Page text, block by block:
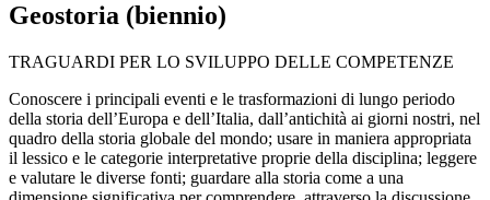
Geostoria (biennio)
TRAGUARDI PER LO SVILUPPO DELLE COMPETENZE
Conoscere i principali eventi e le trasformazioni di lungo periodo
della storia dell’Europa e dell’Italia, dall’antichità ai giorni nostri, nel
quadro della storia globale del mondo; usare in maniera appropriata
il lessico e le categorie interpretative proprie della disciplina; leggere
e valutare le diverse fonti; guardare alla storia come a una